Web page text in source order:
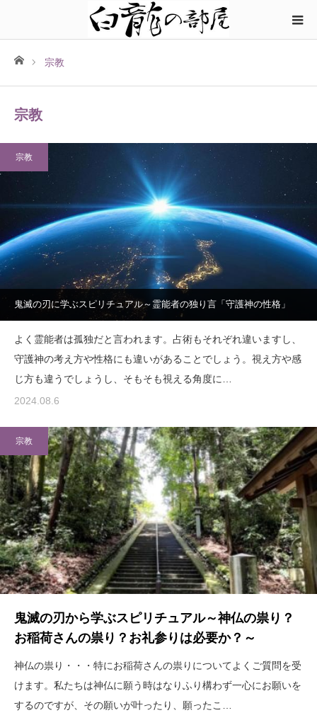
ホーム宗教
宗教
宗教
鬼滅の刃に学ぶスピリチュアル～霊能者の独り言「守護神の性格」
よく霊能者は孤独だと言われます。占術もそれぞれ違いますし、
守護神の考え方や性格にも違いがあることでしょう。視え方や感
じ方も違うでしょうし、そもそも視える角度に…
2024.08.6
宗教
鬼滅の刃から学ぶスピリチュアル～神仏の祟り？
お稲荷さんの祟り？お礼参りは必要か？～
神仏の祟り・・・特にお稲荷さんの祟りについてよくご質問を受
けます。私たちは神仏に願う時はなりふり構わず一心にお願いを
するのですが、その願いが叶ったり、願ったこ…